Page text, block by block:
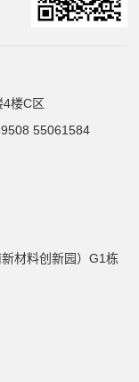
4楼C区
55061584
材料创新园）G1栋